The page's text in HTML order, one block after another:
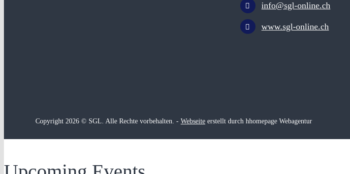
info@sgl-online.ch
www.sgl-online.ch
Copyright 2026 © SGL. Alle Rechte vorbehalten. - Webseiteerstellt durch hhomepage Webagentur